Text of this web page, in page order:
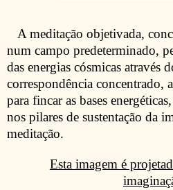
A meditação objetivada,
num campo predeterminado,
das energias cósmicas através
correspondência concentrado,
para fincar as bases
nos pilares de sustentação da
meditação.
Esta imagem é